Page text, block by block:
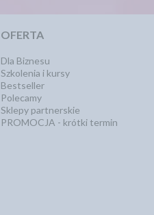
OFERTA
Dla Biznesu
Szkolenia i kursy
Bestseller
Polecamy
Sklepy partnerskie
PROMOCJA - krótki termin